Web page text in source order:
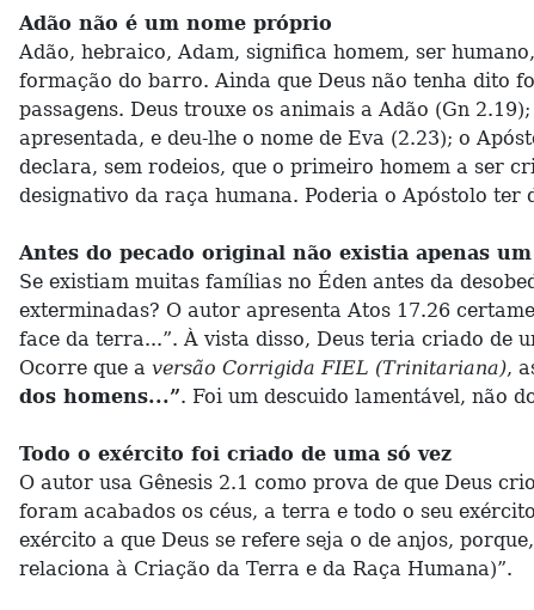
Adão não é um nome próprio
Adão, hebraico, Adam, significa homem, ser
formação do barro. Ainda que Deus não tenha dito
passagens. Deus trouxe os animais a Adão (Gn
apresentada, e deu-lhe o nome de Eva (2.23); o
declara, sem rodeios, que o primeiro homem a ser
designativo da raça humana. Poderia o Apóstolo ter
Antes do pecado original não existia apenas
Se existiam muitas famílias no Éden antes da
exterminadas? O autor apresenta Atos 17.26
face da terra...”. À vista disso, Deus teria criado de
Ocorre que a versão Corrigida FIEL (Trinitariana),
dos homens...”. Foi um descuido lamentável, não
Todo o exército foi criado de uma só vez
O autor usa Gênesis 2.1 como prova de que Deus
foram acabados os céus, a terra e todo o seu
exército a que Deus se refere seja o de anjos,
relaciona à Criação da Terra e da Raça Humana)”.